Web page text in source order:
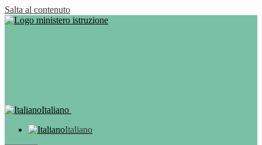
Salta al contenuto
Italiano
Italiano